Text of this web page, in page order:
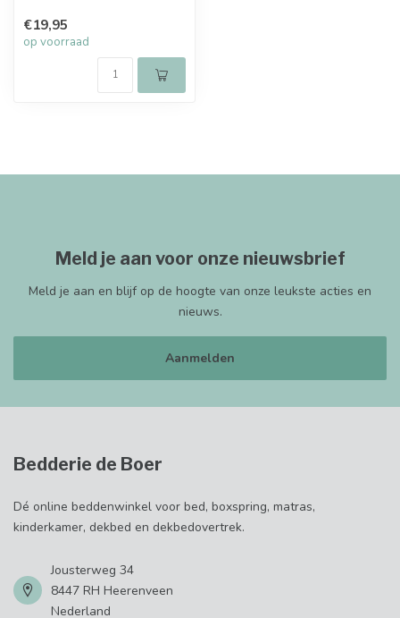
€19,95
op voorraad
Meld je aan voor onze nieuwsbrief
Meld je aan en blijf op de hoogte van onze leukste acties en
nieuws.
Aanmelden
Bedderie de Boer
Dé online beddenwinkel voor bed, boxspring, matras,
kinderkamer, dekbed en dekbedovertrek.
Jousterweg 34
8447 RH Heerenveen
Nederland